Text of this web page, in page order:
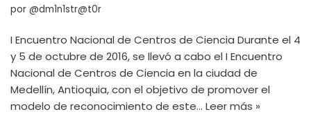
por @dm1n1str@t0r
I Encuentro Nacional de Centros de Ciencia Durante el 4
y 5 de octubre de 2016, se llevó a cabo el I Encuentro
Nacional de Centros de Ciencia en la ciudad de
Medellín, Antioquia, con el objetivo de promover el
modelo de reconocimiento de este… Leer más »